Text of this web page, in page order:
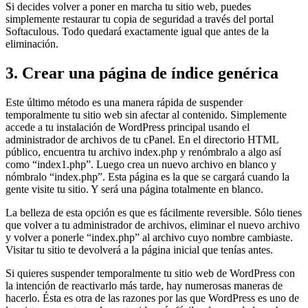
Si decides volver a poner en marcha tu sitio web, puedes
simplemente restaurar tu copia de seguridad a través del portal
Softaculous. Todo quedará exactamente igual que antes de la
eliminación.
3. Crear una página de índice genérica
Este último método es una manera rápida de suspender
temporalmente tu sitio web sin afectar al contenido. Simplemente
accede a tu instalación de WordPress principal usando el
administrador de archivos de tu cPanel. En el directorio HTML
público, encuentra tu archivo index.php y renómbralo a algo así
como “index1.php”. Luego crea un nuevo archivo en blanco y
nómbralo “index.php”. Esta página es la que se cargará cuando la
gente visite tu sitio. Y será una página totalmente en blanco.
La belleza de esta opción es que es fácilmente reversible. Sólo tienes
que volver a tu administrador de archivos, eliminar el nuevo archivo
y volver a ponerle “index.php” al archivo cuyo nombre cambiaste.
Visitar tu sitio te devolverá a la página inicial que tenías antes.
Si quieres suspender temporalmente tu sitio web de WordPress con
la intención de reactivarlo más tarde, hay numerosas maneras de
hacerlo. Ésta es otra de las razones por las que WordPress es uno de